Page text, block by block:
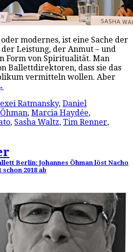
modernes, ist eine Sache der
Leistung, der Anmut – und
Form von Spiritualität. Man
Ballettdirektoren, dass sie das
vermitteln wollen. Aber
Ratmansky, Daniel
, Marcia Haydée,
, Sasha Waltz, Tim Renner,
Berlin: Johannes Öhman löst Nacho
2018 ab